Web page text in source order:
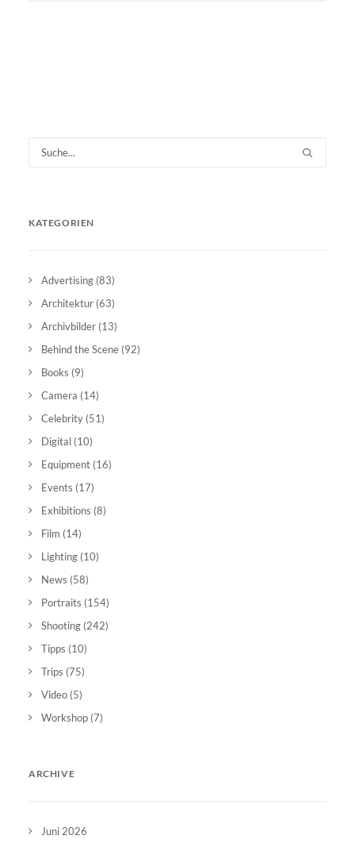
KATEGORIEN
Advertising (83)
Architektur (63)
Archivbilder (13)
Behind the Scene (92)
Books (9)
Camera (14)
Celebrity (51)
Digital (10)
Equipment (16)
Events (17)
Exhibitions (8)
Film (14)
Lighting (10)
News (58)
Portraits (154)
Shooting (242)
Tipps (10)
Trips (75)
Video (5)
Workshop (7)
ARCHIVE
Juni 2026